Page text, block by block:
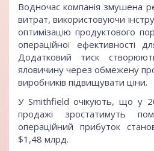
Водночас компанія змушена
витрат, використовуючи
оптимізацію продуктового
операційної ефективності
Додатковий тиск
яловичину через обмежену
виробників підвищувати ціни.
У Smithfield очікують, що у
продажі зростатимуть
операційний прибуток
$1,48 млрд.